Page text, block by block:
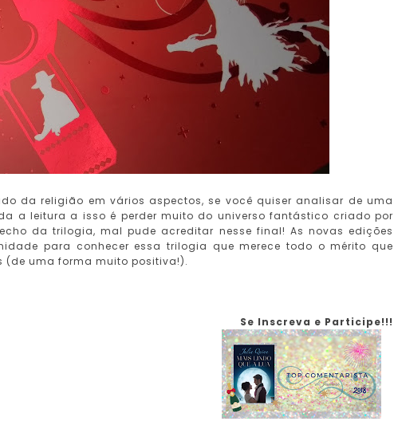
da religião em vários aspectos, se você quiser analisar de uma
a leitura a isso é perder muito do universo fantástico criado por
da trilogia, mal pude acreditar nesse final! As novas edições
para conhecer essa trilogia que merece todo o mérito que
(de uma forma muito positiva!).
Se Inscreva e Participe!!!